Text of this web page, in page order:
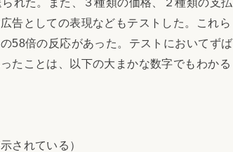
告としての表現などもテストした。これら
58倍の反応があった。テストにおいてずば
たことは、以下の大まかな数字でもわかる
されている）